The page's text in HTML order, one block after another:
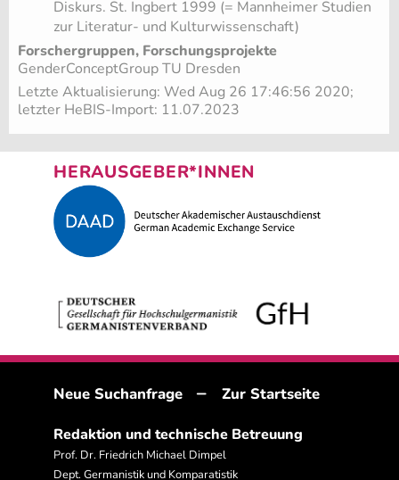
Diskurs. St. Ingbert 1999 (= Mannheimer Studien
zur Literatur- und Kulturwissenschaft)
Forschergruppen, Forschungsprojekte
GenderConceptGroup TU Dresden
Letzte Aktualisierung: Wed Aug 26 17:46:56 2020;
letzter HeBIS-Import: 11.07.2023
HERAUSGEBER*INNEN
Neue Suchanfrage – Zur Startseite
Redaktion und technische Betreuung
Prof. Dr. Friedrich Michael Dimpel
Dept. Germanistik und Komparatistik